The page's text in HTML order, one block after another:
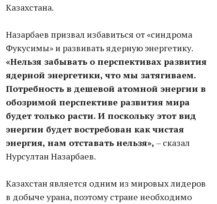
Казахстана.
Назарбаев призвал избавиться от «синдрома
Фукусимы» и развивать ядерную энергетику.
«Нельзя забывать о перспективах развития
ядерной энергетики, что мы затягиваем.
Потребность в дешевой атомной энергии в
обозримой перспективе развития мира
будет только расти. И поскольку этот вид
энергии будет востребован как чистая
энергия, нам отставать нельзя», – сказал
Нурсултан Назарбаев.
Казахстан является одним из мировых лидеров
в добыче урана, поэтому стране необходимо